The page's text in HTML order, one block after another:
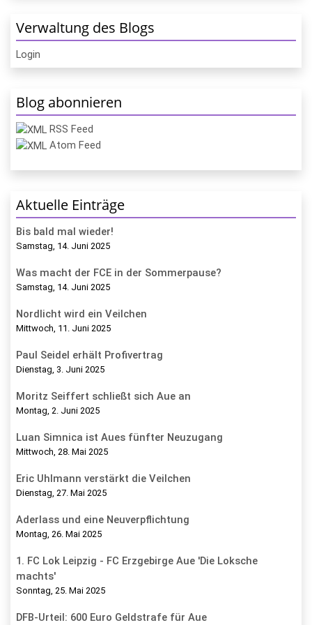
Verwaltung des Blogs
Login
Blog abonnieren
RSS Feed
Atom Feed
Aktuelle Einträge
Bis bald mal wieder!
Samstag, 14. Juni 2025
Was macht der FCE in der Sommerpause?
Samstag, 14. Juni 2025
Nordlicht wird ein Veilchen
Mittwoch, 11. Juni 2025
Paul Seidel erhält Profivertrag
Dienstag, 3. Juni 2025
Moritz Seiffert schließt sich Aue an
Montag, 2. Juni 2025
Luan Simnica ist Aues fünfter Neuzugang
Mittwoch, 28. Mai 2025
Eric Uhlmann verstärkt die Veilchen
Dienstag, 27. Mai 2025
Aderlass und eine Neuverpflichtung
Montag, 26. Mai 2025
1. FC Lok Leipzig - FC Erzgebirge Aue 'Die Loksche
machts'
Sonntag, 25. Mai 2025
DFB-Urteil: 600 Euro Geldstrafe für Aue